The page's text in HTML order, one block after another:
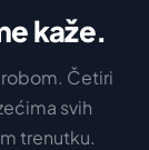
kaže.
Četiri
svih
trenutku.